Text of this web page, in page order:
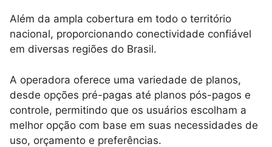
Além da ampla cobertura em todo o território
nacional, proporcionando conectividade confiável
em diversas regiões do Brasil.
A operadora oferece uma variedade de planos,
desde opções pré-pagas até planos pós-pagos e
controle, permitindo que os usuários escolham a
melhor opção com base em suas necessidades de
uso, orçamento e preferências.